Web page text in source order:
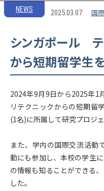
NEWS 2025.03.07 国
シンガポール テ
から短期留学生
2024年9月9日から2025年1
リテクニックからの短期留
(1名)に所属して研究プロジ
また、学内の国際交流活
動にも参加し、本校の学生
の情報も知ることができる
した。